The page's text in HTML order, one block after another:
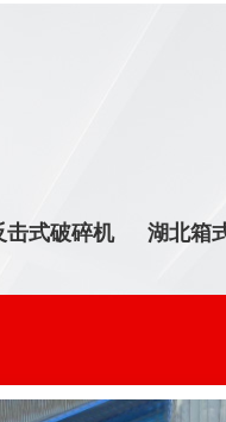
击式破碎机 湖北箱